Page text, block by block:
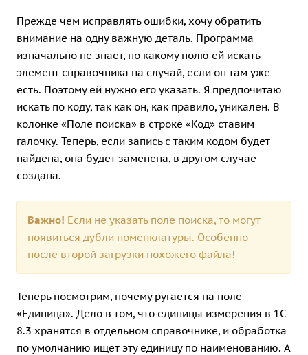
Прежде чем исправлять ошибки, хочу обратить
внимание на одну важную деталь. Программа
изначально не знает, по какому полю ей искать
элемент справочника на случай, если он там уже
есть. Поэтому ей нужно его указать. Я предпочитаю
искать по коду, так как он, как правило, уникален. В
колонке «Поле поиска» в строке «Код» ставим
галочку. Теперь, если запись с таким кодом будет
найдена, она будет заменена, в другом случае —
создана.
Важно! Если не указать поле поиска, то могут
появиться дубли номенклатуры. Особенно
после второй загрузки похожего файла!
Теперь посмотрим, почему ругается на поле
«Единица». Дело в том, что единицы измерения в 1С
8.3 хранятся в отдельном справочнике, и обработка
по умолчанию ищет эту единицу по наименованию. А